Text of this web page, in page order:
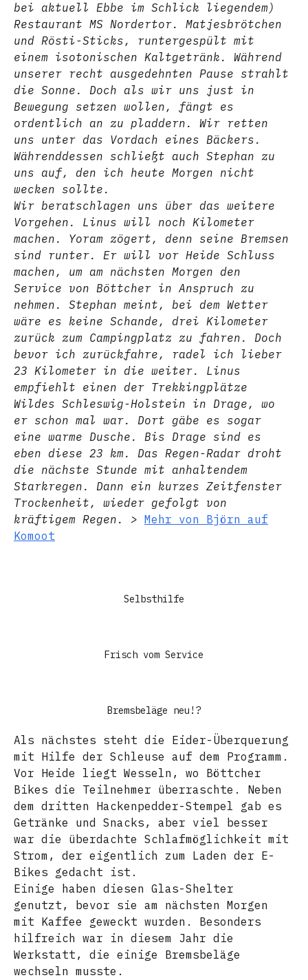
bei aktuell Ebbe im Schlick liegendem)
Restaurant MS Nordertor. Matjesbrötchen
und Rösti-Sticks, runtergespült mit
einem isotonischen Kaltgetränk. Während
unserer recht ausgedehnten Pause strahlt
die Sonne. Doch als wir uns just in
Bewegung setzen wollen, fängt es
ordentlich an zu pladdern. Wir retten
uns unter das Vordach eines Bäckers.
Währenddessen schließt auch Stephan zu
uns auf, den ich heute Morgen nicht
wecken sollte.
Wir beratschlagen uns über das weitere
Vorgehen. Linus will noch Kilometer
machen. Yoram zögert, denn seine Bremsen
sind runter. Er will vor Heide Schluss
machen, um am nächsten Morgen den
Service von Böttcher in Anspruch zu
nehmen. Stephan meint, bei dem Wetter
wäre es keine Schande, drei Kilometer
zurück zum Campingplatz zu fahren. Doch
bevor ich zurückfahre, radel ich lieber
23 Kilometer in die weiter. Linus
empfiehlt einen der Trekkingplätze
Wildes Schleswig-Holstein in Drage, wo
er schon mal war. Dort gäbe es sogar
eine warme Dusche. Bis Drage sind es
eben diese 23 km. Das Regen-Radar droht
die nächste Stunde mit anhaltendem
Starkregen. Dann ein kurzes Zeitfenster
Trockenheit, wieder gefolgt von
kräftigem Regen.
> Mehr von Björn auf
Komoot
Selbsthilfe
Frisch vom Service
Bremsbeläge neu!?
Als nächstes steht die Eider-Überquerung
mit Hilfe der Schleuse auf dem Programm.
Vor Heide liegt Wesseln, wo Böttcher
Bikes die Teilnehmer überraschte. Neben
dem dritten Hackenpedder-Stempel gab es
Getränke und Snacks, aber viel besser
war die überdachte Schlafmöglichkeit mit
Strom, der eigentlich zum Laden der E-
Bikes gedacht ist.
Einige haben diesen Glas-Shelter
genutzt, bevor sie am nächsten Morgen
mit Kaffee geweckt wurden. Besonders
hilfreich war in diesem Jahr die
Werkstatt, die einige Bremsbeläge
wechseln musste.